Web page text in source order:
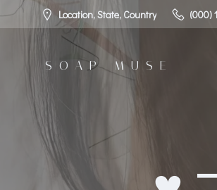
Location, State, Country (000)
SOAP MUSE